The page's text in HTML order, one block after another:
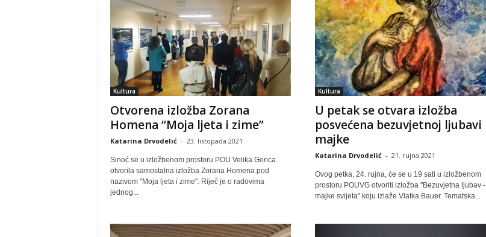
Kultura
Otvorena izložba Zorana
Homena “Moja ljeta i zime”
Katarina Drvodelić - 23. listopada 2021
Sinoć se u izložbenom prostoru POU Velika Gorica
otvorila samostalna izložba Zorana Homena pod
nazivom "Moja ljeta i zime". Riječ je o radovima
jednog...
Kultura
U petak se otvara izložba
posvećena bezuvjetnoj ljubavi
majke
Katarina Drvodelić - 21. rujna 2021
Ovog petka, 24. rujna, će se u 19 sati u izložbenom
prostoru POUVG otvoriti izložba "Bezuvjetna ljubav -
majke svijeta" koju izlaže Vlatka Bauer. Tematska...